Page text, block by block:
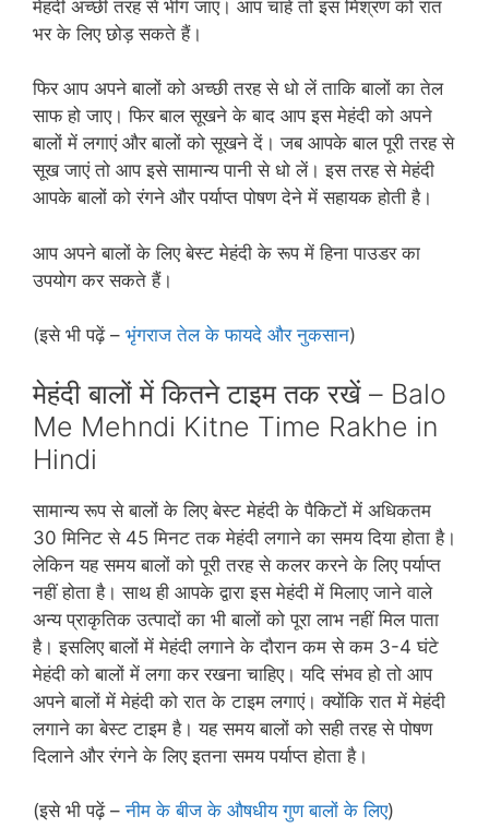
मेहंदी अच्‍छी तरह से भीग जाए। आप चाहें तो इस मिश्रण को रात
भर के लिए छोड़ सकते हैं।
फिर आप अपने बालों को अच्‍छी तरह से धो लें ताकि बालों का तेल
साफ हो जाए। फिर बाल सूखने के बाद आप इस मेहंदी को अपने
बालों में लगाएं और बालों को सूखने दें। जब आपके बाल पूरी तरह से
सूख जाएं तो आप इसे सामान्‍य पानी से धो लें। इस तरह से मेहंदी
आपके बालों को रंगने और पर्याप्‍त पोषण देने में सहायक होती है।
आप अपने बालों के लिए बेस्‍ट मेहंदी के रूप में हिना पाउडर का
उपयोग कर सकते हैं।
(इसे भी पढ़ें – भृंगराज तेल के फायदे और नुकसान)
मेहंदी बालों में कितने टाइम तक रखें – Balo
Me Mehndi Kitne Time Rakhe in
Hindi
सामान्‍य रूप से बालों के लिए बेस्‍ट मेहंदी के पैकिटों में अधिकतम
30 मिनिट से 45 मिनट तक मेहंदी लगाने का समय दिया होता है।
लेकिन यह समय बालों को पूरी तरह से कलर करने के लिए पर्याप्‍त
नहीं होता है। साथ ही आपके द्वारा इस मेहंदी में मिलाए जाने वाले
अन्‍य प्राकृतिक उत्‍पादों का भी बालों को पूरा लाभ नहीं मिल पाता
है। इसलिए बालों में मेहंदी लगाने के दौरान कम से कम 3-4 घंटे
मेहंदी को बालों में लगा कर रखना चाहिए। यदि संभव हो तो आप
अपने बालों में मेहंदी को रात के टाइम लगाएं। क्‍योंकि रात में मेहंदी
लगाने का बेस्‍ट टाइम है। यह समय बालों को सही तरह से पोषण
दिलाने और रंगने के लिए इतना समय पर्याप्‍त होता है।
(इसे भी पढ़ें –नीम के बीज के औषधीय गुण बालों के लिए)